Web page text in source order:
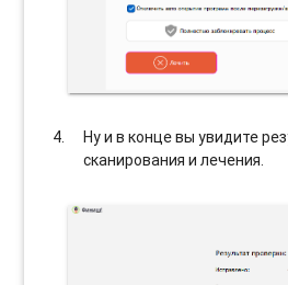
Ну и в конце вы увидите
сканирования и лечения.